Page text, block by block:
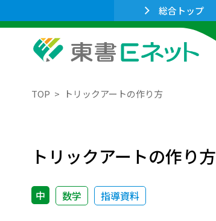
総合トップ
TOP トリックアートの作り方
トリックアートの作り方
中 数学 指導資料